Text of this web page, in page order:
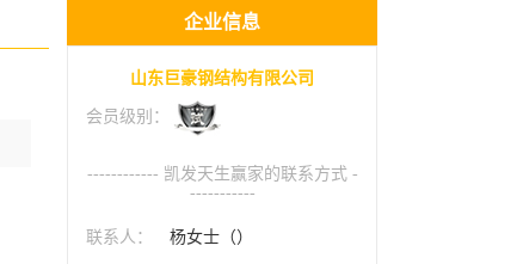
企业信息
山东巨豪钢结构有限公司
会员级别：
------------ 凯发天生赢家的联系方式 -
-----------
联系人： 杨女士（）